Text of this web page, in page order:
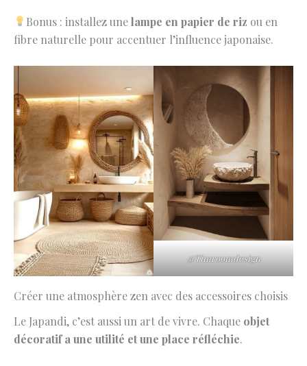
Bonus : installez unelampe en papier de riz ou en
fibre naturelle pour accentuer l’influence japonaise.
@Timroomdesign
Créer une atmosphère zen avec des accessoires choisis
Le Japandi, c’est aussi un art de vivre. Chaque objet
décoratif a une utilité et une place réfléchie.